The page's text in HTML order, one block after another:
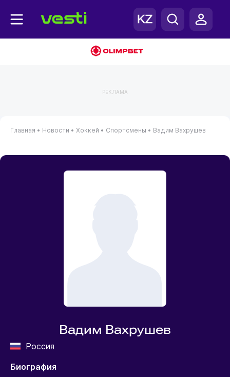
РЕКЛАМА
Главная • Новости • Хоккей • Спортсмены • Вадим Вахрушев
Вадим Вахрушев
Россия
Биография